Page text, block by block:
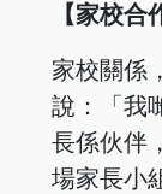
【家校合
家校關係
說：「我
長係伙伴
場家長小